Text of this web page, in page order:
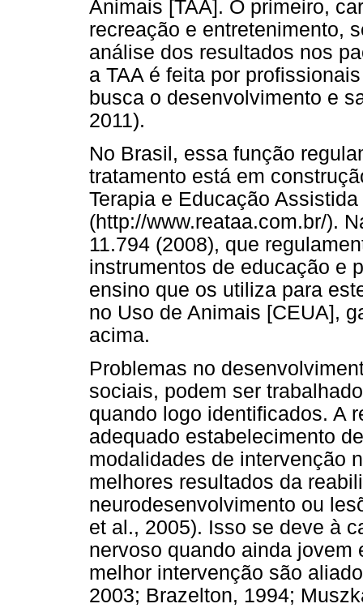
Animais [TAA]. O primeiro,
recreação e entretenimento,
análise dos resultados nos
a TAA é feita por
busca o desenvolvimento e
2011).
No Brasil, essa função
tratamento está em
Terapia e Educação
(http://www.reataa.com.br/).
11.794 (2008), que
instrumentos de educação e
ensino que os utiliza para
no Uso de Animais [CEUA],
acima.
Problemas no
sociais, podem ser
quando logo identificados. A
adequado estabelecimento
modalidades de intervenção
melhores resultados da
neurodesenvolvimento ou
et al., 2005). Isso se deve à
nervoso quando ainda jovem
melhor intervenção são
2003; Brazelton, 1994;